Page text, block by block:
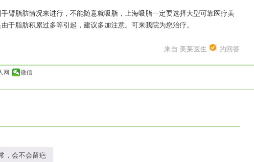
脂肪情况来进行，不能随意就吸脂，上海吸脂一定要选择大型可靠医疗美
于脂肪积累过多等引起，建议多加注意。可来我院为您治疗。
来自 美莱医生 的回答
网 微信
，会不会留疤